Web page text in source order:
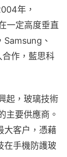
年，
一定高度垂直
Samsung、
作，藍思科
起，玻璃技術
主要供應商。
大客户，憑藉
在手機防護玻